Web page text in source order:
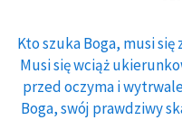
Kto szuka Boga, musi
Musi się wciąż
przed oczyma i
Boga, swój prawdziwy